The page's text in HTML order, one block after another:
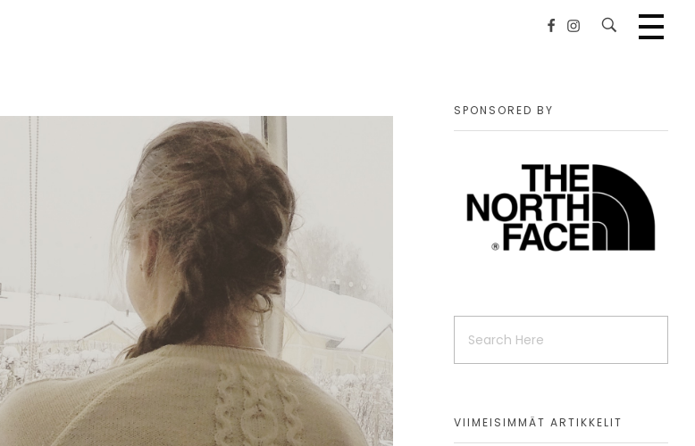
SPONSORED BY
VIIMEISIMMÄT ARTIKKELIT